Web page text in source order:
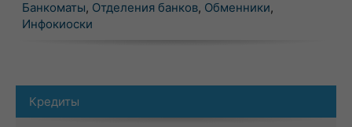
Банкоматы, Отделения банков, Обменники,
Инфокиоски
Кредиты